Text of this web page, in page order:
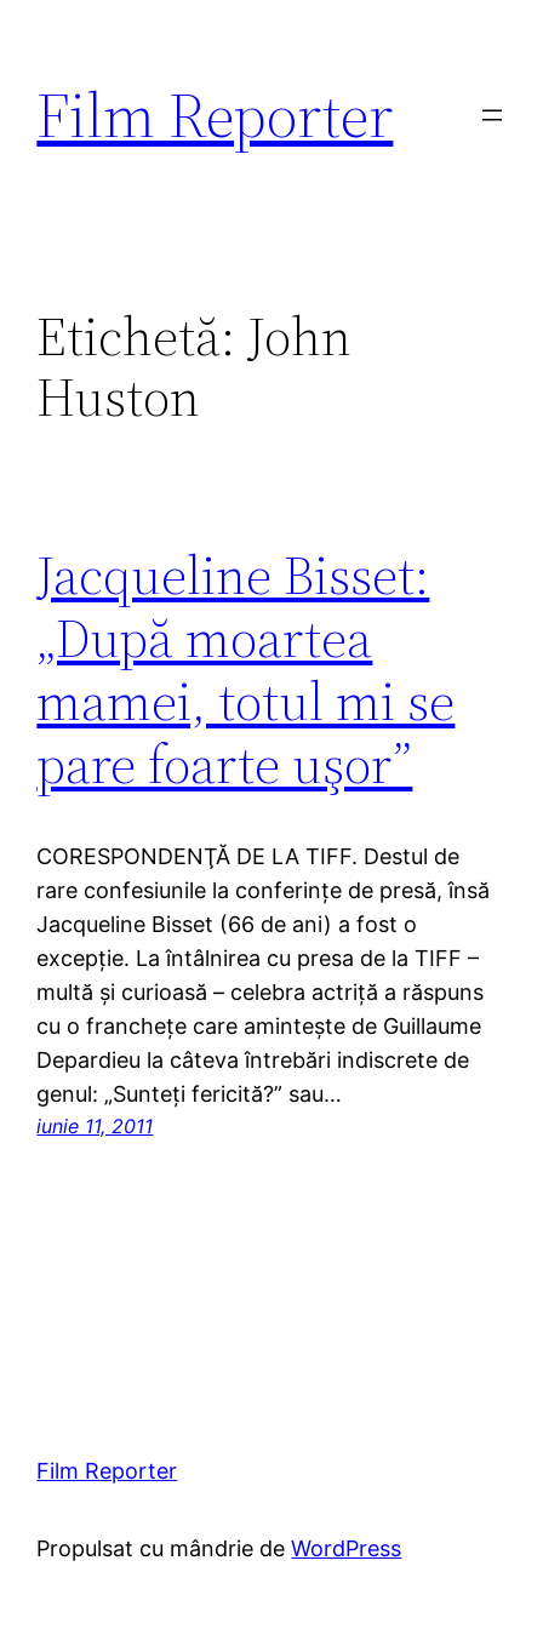
conținut
Film Reporter
Etichetă: John
Huston
Jacqueline Bisset:
„După moartea
mamei, totul mi se
pare foarte uşor”
CORESPONDENŢĂ DE LA TIFF. Destul de
rare confesiunile la conferinţe de presă, însă
Jacqueline Bisset (66 de ani) a fost o
excepţie. La întâlnirea cu presa de la TIFF –
multă şi curioasă – celebra actriţă a răspuns
cu o francheţe care aminteşte de Guillaume
Depardieu la câteva întrebări indiscrete de
genul: „Sunteţi fericită?” sau…
iunie 11, 2011
Film Reporter
Propulsat cu mândrie deWordPress